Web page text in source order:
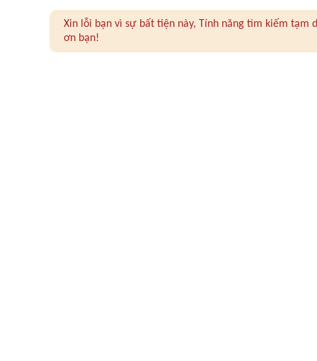
Xin lỗi bạn vì sự bất tiện này, Tính năng tìm kiếm
ơn bạn!